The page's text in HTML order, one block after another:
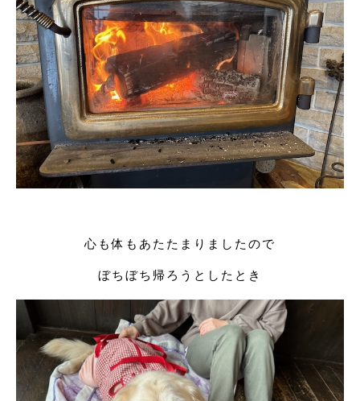
心も体もあたたまりましたので
ぼちぼち帰ろうとしたとき